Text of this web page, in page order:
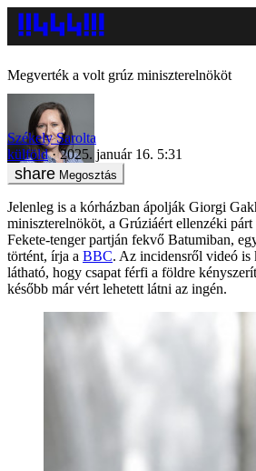
Megverték a volt grúz miniszterelnököt
Székely Sarolta
külföld
2025. január 16. 5:31
Megosztás
Jelenleg is a kórházban ápolják Giorgi
miniszterelnököt, a Grúziáért ellenzéki párt
Fekete-tenger partján fekvő Batumiban,
történt, írja a BBC. Az incidensről videó is
látható, hogy csapat férfi a földre
később már vért lehetett látni az ingén.